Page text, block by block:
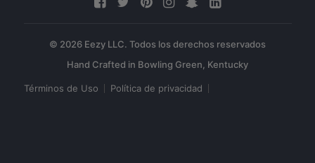
© 2026 Eezy LLC. Todos los derechos reservados
Términos de Uso Política de privacidad